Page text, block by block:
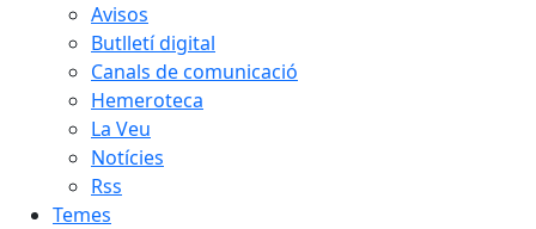
Avisos
Butlletí digital
Canals de comunicació
Hemeroteca
La Veu
Notícies
Rss
Temes